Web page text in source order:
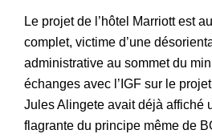
Le projet de l’hôtel Marriott est
complet, victime d’une
administrative au sommet du
échanges avec l’IGF sur le
Jules Alingete avait déjà affiché
flagrante du principe même de